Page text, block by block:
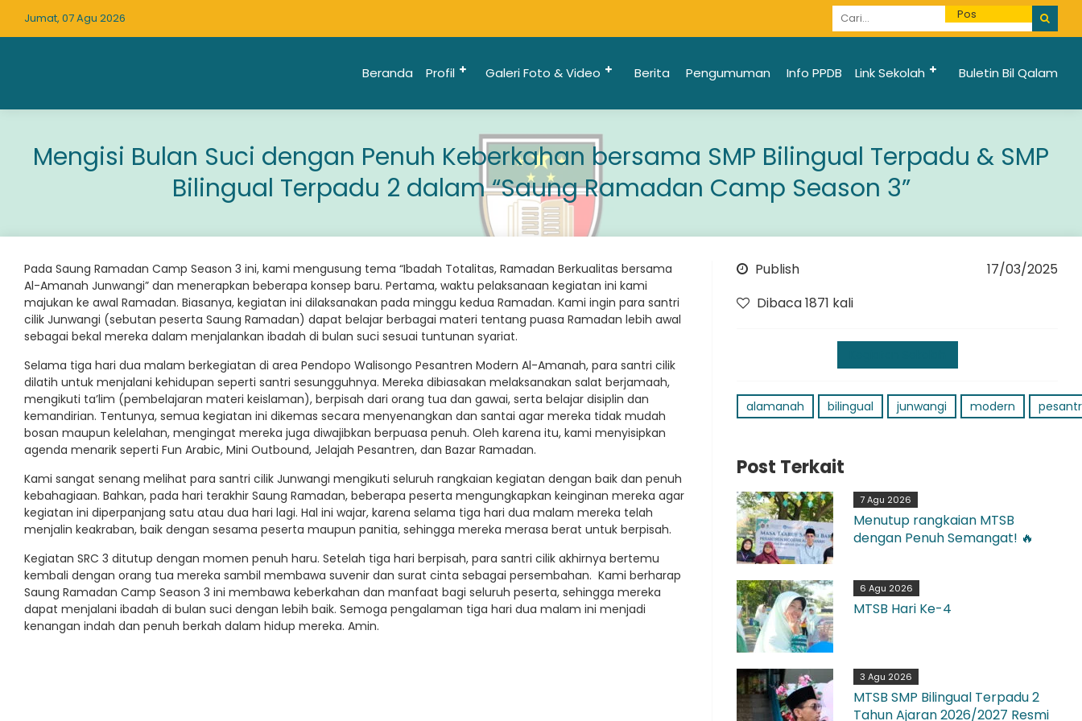
Jumat, 07 Agu 2026 Informasi Penerimaan Santri Baru 2025/2026
Beranda Profil Galeri Foto & Video Berita Pengumuman Info PPDB Link Sekolah Buletin Bil Qalam
Mengisi Bulan Suci dengan Penuh Keberkahan bersama SMP Bilingual Terpadu & SMP
Bilingual Terpadu 2 dalam “Saung Ramadan Camp Season 3”
Pada Saung Ramadan Camp Season 3 ini, kami mengusung tema “Ibadah Totalitas, Ramadan Berkualitas bersama
Al-Amanah Junwangi” dan menerapkan beberapa konsep baru. Pertama, waktu pelaksanaan kegiatan ini kami
majukan ke awal Ramadan. Biasanya, kegiatan ini dilaksanakan pada minggu kedua Ramadan. Kami ingin para santri
cilik Junwangi (sebutan peserta Saung Ramadan) dapat belajar berbagai materi tentang puasa Ramadan lebih awal
sebagai bekal mereka dalam menjalankan ibadah di bulan suci sesuai tuntunan syariat.
Selama tiga hari dua malam berkegiatan di area Pendopo Walisongo Pesantren Modern Al-Amanah, para santri cilik
dilatih untuk menjalani kehidupan seperti santri sesungguhnya. Mereka dibiasakan melaksanakan salat berjamaah,
mengikuti ta’lim (pembelajaran materi keislaman), berpisah dari orang tua dan gawai, serta belajar disiplin dan
kemandirian. Tentunya, semua kegiatan ini dikemas secara menyenangkan dan santai agar mereka tidak mudah
bosan maupun kelelahan, mengingat mereka juga diwajibkan berpuasa penuh. Oleh karena itu, kami menyisipkan
agenda menarik seperti Fun Arabic, Mini Outbound, Jelajah Pesantren, dan Bazar Ramadan.
Kami sangat senang melihat para santri cilik Junwangi mengikuti seluruh rangkaian kegiatan dengan baik dan penuh
kebahagiaan. Bahkan, pada hari terakhir Saung Ramadan, beberapa peserta mengungkapkan keinginan mereka agar
kegiatan ini diperpanjang satu atau dua hari lagi. Hal ini wajar, karena selama tiga hari dua malam mereka telah
menjalin keakraban, baik dengan sesama peserta maupun panitia, sehingga mereka merasa berat untuk berpisah.
Kegiatan SRC 3 ditutup dengan momen penuh haru. Setelah tiga hari berpisah, para santri cilik akhirnya bertemu
kembali dengan orang tua mereka sambil membawa suvenir dan surat cinta sebagai persembahan. Kami berharap
Saung Ramadan Camp Season 3 ini membawa keberkahan dan manfaat bagi seluruh peserta, sehingga mereka
dapat menjalani ibadah di bulan suci dengan lebih baik. Semoga pengalaman tiga hari dua malam ini menjadi
kenangan indah dan penuh berkah dalam hidup mereka. Amin.
Publish
17/03/2025
Dibaca 1871 kali
alamanah bilingual junwangi modern
Post Terkait
7 Agu 2026
Menutup rangkaian MTSB
dengan Penuh Semangat! 🔥
6 Agu 2026
MTSB Hari Ke-4
3 Agu 2026
MTSB SMP Bilingual Terpadu 2
Tahun Ajaran 2026/2027 Resmi